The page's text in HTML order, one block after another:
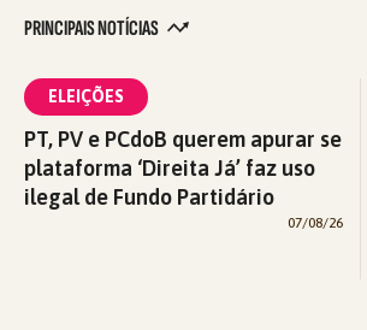
PRINCIPAIS NOTÍCIAS
ELEIÇÕES
PT, PV e PCdoB querem apurar se
plataforma ‘Direita Já’ faz uso
ilegal de Fundo Partidário
07/08/26